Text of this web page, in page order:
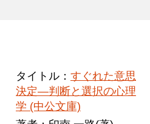
タイトル： すぐれた意思
決定―判断と選択の心理
学 (中公文庫)